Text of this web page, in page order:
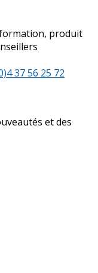
produit
37 56 25 72
et des